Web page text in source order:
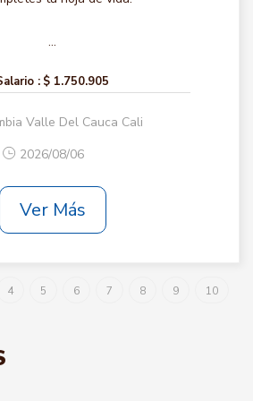
...
: $ 1.750.905
Valle Del Cauca Cali
2026/08/06
Ver Más
4 5 6 7 8 9
10